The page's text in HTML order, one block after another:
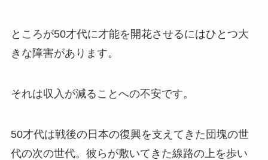
ところが50才代に才能を開花させるにはひとつ大
きな障害があります。
それは収入が減ることへの不安です。
50才代は戦後の日本の復興を支えてきた団塊の世
代の次の世代。彼らが敷いてきた線路の上を歩い